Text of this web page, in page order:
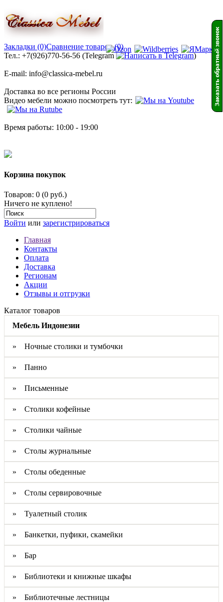
Закладки (0)Сравнение товаров (0)
Тел.: +7(926)770-56-56 (Telegram
)
E-mail: info@classica-mebel.ru
Доставка во все регионы России
Видео мебели можно посмотреть тут:
Время работы: 10:00 - 19:00
Корзина покупок
Товаров: 0 (0 руб.)
Ничего не куплено!
Войти или зарегистрироваться
Главная
Контакты
Оплата
Доставка
Регионам
Акции
Отзывы и отгрузки
Каталог товаров
Мебель Индонезии
» Ночные столики и тумбочки
» Панно
» Письменные
» Столики кофейные
» Столики чайные
» Столы журнальные
» Столы обеденные
» Столы сервировочные
» Туалетный столик
» Банкетки, пуфики, скамейки
» Бар
» Библиотеки и книжные шкафы
» Библиотечные лестницы